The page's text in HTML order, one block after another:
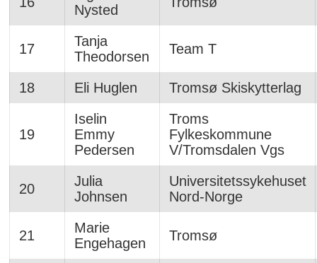
Nysted
17
Tanja
Theodorsen
Team T
18 Eli Huglen Tromsø Skiskytterlag
19
Iselin
Emmy
Pedersen
Troms
Fylkeskommune
V/Tromsdalen Vgs
20
Julia
Johnsen
Universitetssykehuset
Nord-Norge
21
Marie
Engehagen
Tromsø